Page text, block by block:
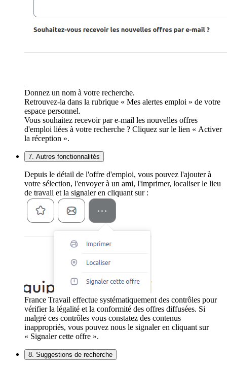
Donnez un nom à votre recherche.
Retrouvez-la dans la rubrique « Mes alertes emploi » de votre
espace personnel.
Vous souhaitez recevoir par e-mail les nouvelles offres
d'emploi liées à votre recherche ? Cliquez sur le lien « Activer
la réception ».
7. Autres fonctionnalités
Depuis le détail de l'offre d'emploi, vous pouvez l'ajouter à
votre sélection, l'envoyer à un ami, l'imprimer, localiser le lieu
de travail et la signaler en cliquant sur :
France Travail effectue systématiquement des contrôles pour
vérifier la légalité et la conformité des offres diffusées. Si
malgré ces contrôles vous constatez des contenus
inappropriés, vous pouvez nous le signaler en cliquant sur
« Signaler cette offre ».
8. Suggestions de recherche